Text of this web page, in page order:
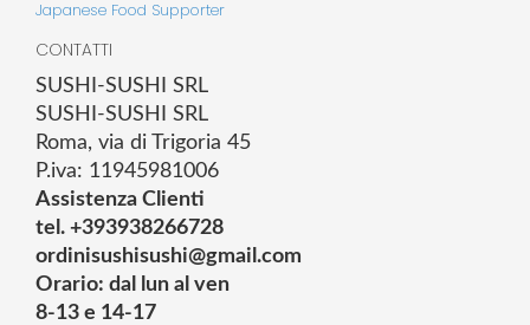
Japanese Food Supporter
CONTATTI
SUSHI-SUSHI SRL
SUSHI-SUSHI SRL
Roma, via di Trigoria 45
P.iva: 11945981006
Assistenza Clienti
tel. +393938266728
ordinisushisushi@gmail.com
Orario: dal lun al ven
8-13 e 14-17